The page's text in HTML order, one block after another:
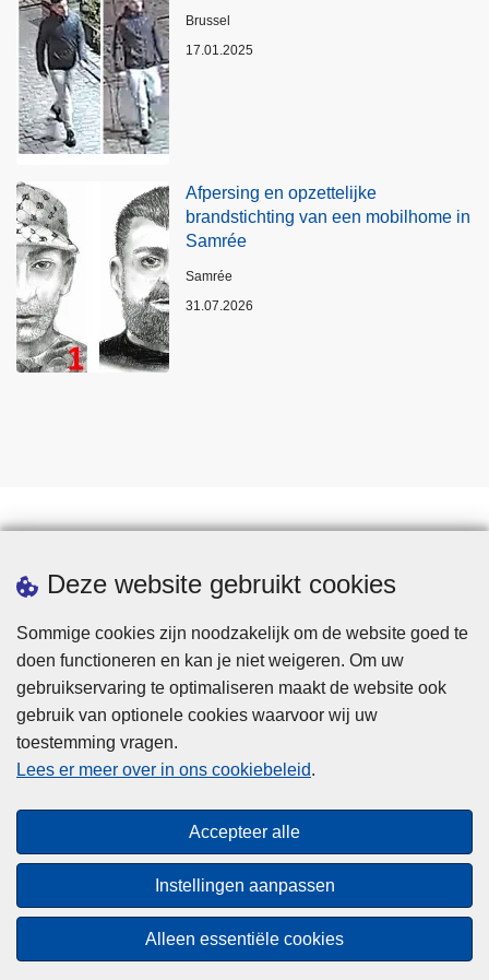
Deze website gebruikt cookies
Sommige cookies zijn noodzakelijk om de website goed te
doen functioneren en kan je niet weigeren. Om uw
gebruikservaring te optimaliseren maakt de website ook
gebruik van optionele cookies waarvoor wij uw
toestemming vragen.
Lees er meer over in ons cookiebeleid.
Accepteer alle
Instellingen aanpassen
Alleen essentiële cookies
Plaats
Brussel
17.01.2025
Afpersing en opzettelijke
brandstichting van een mobilhome in
Samrée
Plaats
Samrée
31.07.2026
Privacy
Cookies
Toegankelijkheid
© 2026 Politie.be